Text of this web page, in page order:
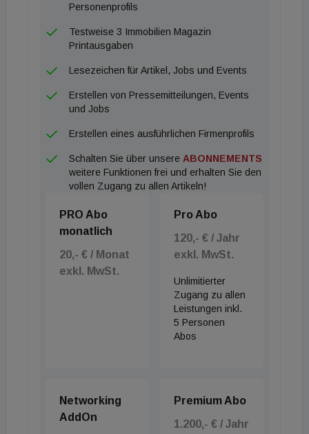
Personenprofils
Testweise 3 Immobilien Magazin
Printausgaben
Lesezeichen für Artikel, Jobs und Events
Erstellen von Pressemitteilungen, Events
und Jobs
Erstellen eines ausführlichen Firmenprofils
Schalten Sie über unsere ABONNEMENTS
weitere Funktionen frei und erhalten Sie den
vollen Zugang zu allen Artikeln!
PRO Abo
monatlich
20,- € / Monat
exkl. MwSt.
Pro Abo
120,- € / Jahr
exkl. MwSt.
Unlimitierter
Zugang zu allen
Leistungen inkl.
5 Personen
Abos
Networking
AddOn
Premium Abo
1.200,- € / Jahr